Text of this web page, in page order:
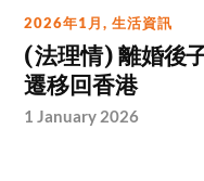
2026年1月,生活資訊
(法理情) 離婚後
遷移回香港
1 January 2026